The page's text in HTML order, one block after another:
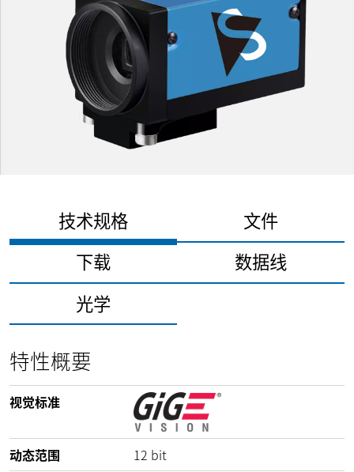
技术规格
文件
下载
数据线
光学
特性概要
视觉标准
动态范围 12 bit